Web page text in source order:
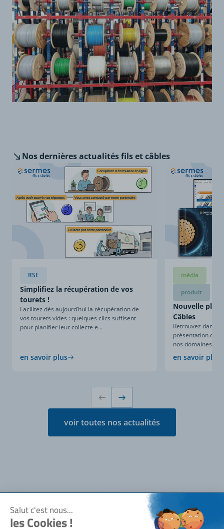
Nos dernièresactualités fils et câbles
RSE
Simplifiez la récupération de vos
tourets !
Facilitez dès aujourd’hui la récupération de
vos tourets vides : quelques clics suffisent
pour planifier leur collecte e...
en savoir plus
média
produit
Nouvelle
Câbles
Retrouvez dans
présentation
nos domaines
en savoir plus
voir toutes nos actualités